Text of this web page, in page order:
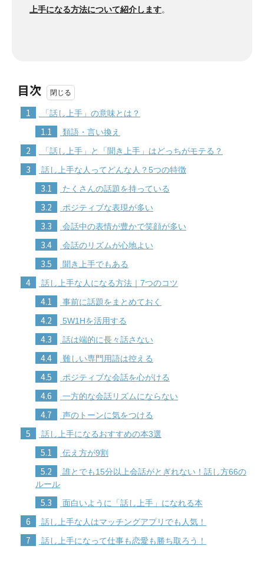
上手になる方法について紹介します。
目次
1 「話し上手」の意味とは？
1.1 類語・言い換え
2 「話し上手」と「聞き上手」はどっちがモテる？
3 話し上手な人ってどんな人？5つの特徴
3.1 たくさんの話題を持っている
3.2 ポジティブな表現が多い
3.3 会話中の表情が豊かで笑顔が多い
3.4 会話のリズムが心地よい
3.5 聞き上手でもある
4 話し上手な人になる方法｜7つのコツ
4.1 事前に話題をまとめておく
4.2 5W1Hを活用する
4.3 話は端的に長々話さない
4.4 難しい専門用語は控える
4.5 ポジティブな会話を心がける
4.6 一方的な会話リズムにならない
4.7 声のトーンに気をつける
5 話し上手になるおすすめの本3選
5.1 伝え方が9割
5.2
誰とでも15分以上会話がとぎれない！話し方66の
ルール
5.3 面白いように「話し上手」になれる本
6 話し上手な人はマッチングアプリでも人気！
7 話し上手になって仕事も恋愛も勝ち取ろう！